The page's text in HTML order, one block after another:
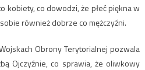
kobiety, co dowodzi, że płeć piękna w
również dobrze co mężczyźni.
Obrony Terytorialnej pozwala
Ojczyźnie, co sprawia, że oliwkowy